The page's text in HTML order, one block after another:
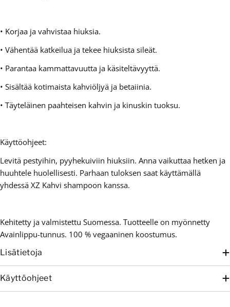
• Korjaa ja vahvistaa hiuksia.
• Vähentää katkeilua ja tekee hiuksista sileät.
• Parantaa kammattavuutta ja käsiteltävyyttä.
• Sisältää kotimaista kahviöljyä ja betaiinia.
• Täyteläinen paahteisen kahvin ja kinuskin tuoksu.
Käyttöohjeet:
Levitä pestyihin, pyyhekuiviin hiuksiin. Anna vaikuttaa hetken ja
huuhtele huolellisesti. Parhaan tuloksen saat käyttämällä
yhdessä XZ Kahvi shampoon kanssa.
Kehitetty ja valmistettu Suomessa. Tuotteelle on myönnetty
Avainlippu-tunnus. 100 % vegaaninen koostumus.
Lisätietoja
Käyttöohjeet